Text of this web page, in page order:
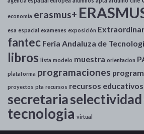
economia erasmus+
esa espacial examenes exposición
fantec Feria Andaluza de
libros lista modelo muestra orientacion
plataforma programaciones
proyectos pta recursos recursos educativos
secretariaselectividad
tecnologia virtual